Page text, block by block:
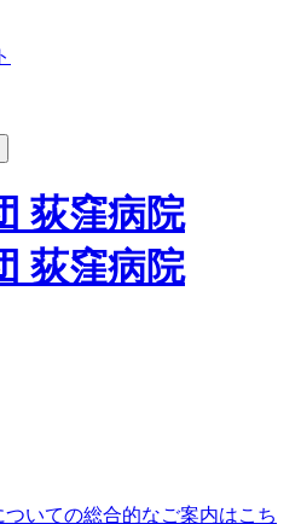
ついての総合的なご案内はこち